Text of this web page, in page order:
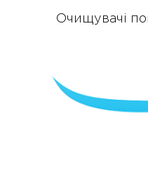
Очищувачі